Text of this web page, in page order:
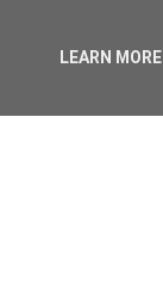
LEARN MORE